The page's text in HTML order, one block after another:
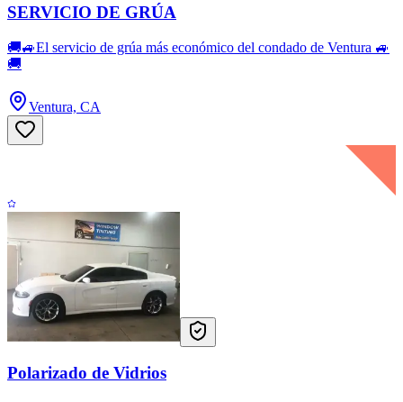
SERVICIO DE GRÚA
🚚🚙El servicio de grúa más económico del condado de Ventura 🚙
🚚
Ventura, CA
Polarizado de Vidrios